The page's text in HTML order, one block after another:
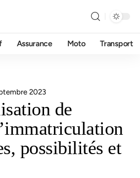
Assurance Moto Transport
2023
de
possibilités et